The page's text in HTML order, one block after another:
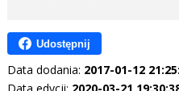
Udostępnij
Data dodania: 2017-01-12